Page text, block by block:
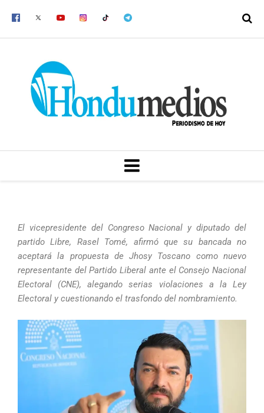
MENU
El vicepresidente del Congreso Nacional y diputado del
partido Libre, Rasel Tomé, afirmó que su bancada no
aceptará la propuesta de Jhosy Toscano como nuevo
representante del Partido Liberal ante el Consejo Nacional
Electoral (CNE), alegando serias violaciones a la Ley
Electoral y cuestionando el trasfondo del nombramiento.